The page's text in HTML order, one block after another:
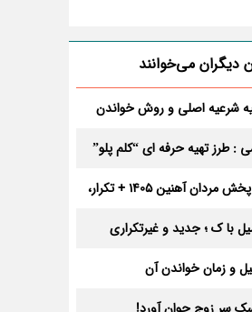
دیگران می‌خوانند
شرعیه اصلی و روش خواندن
: طرز تهیه حرفه ای “کلم پلو”
ساعت جدید پخش مردان آهنین 1405 + تکرار،
با ک ؛ جدید و غیرتکراری
و زمان خواندن آن